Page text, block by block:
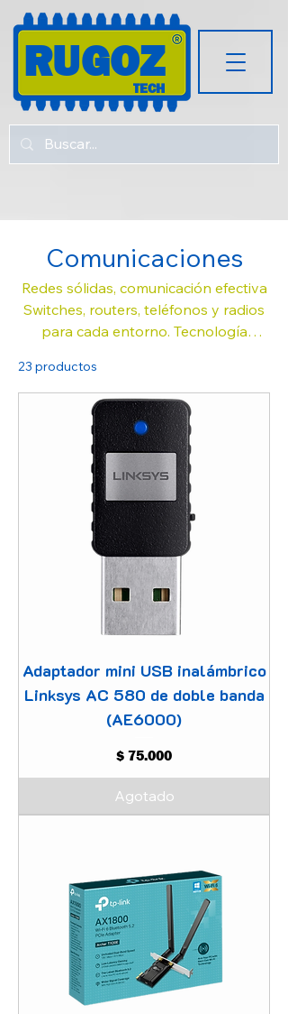
RUGOZ
TECH
Comunicaciones
Redes sólidas, comunicación efectiva
Switches, routers, teléfonos y radios
para cada entorno. Tecnología
equipos y espacios.
23 productos
Adaptador mini USB inalámbrico
Linksys AC 580 de doble banda
(AE6000)
Precio
$ 75.000
Agotado